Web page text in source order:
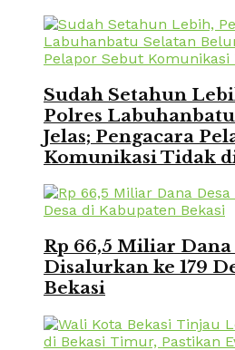
Sudah Setahun
Polres
Jelas; Pengacara
Komunikasi Tidak
Rp 66,5 Miliar Dana
Disalurkan ke 179
Bekasi